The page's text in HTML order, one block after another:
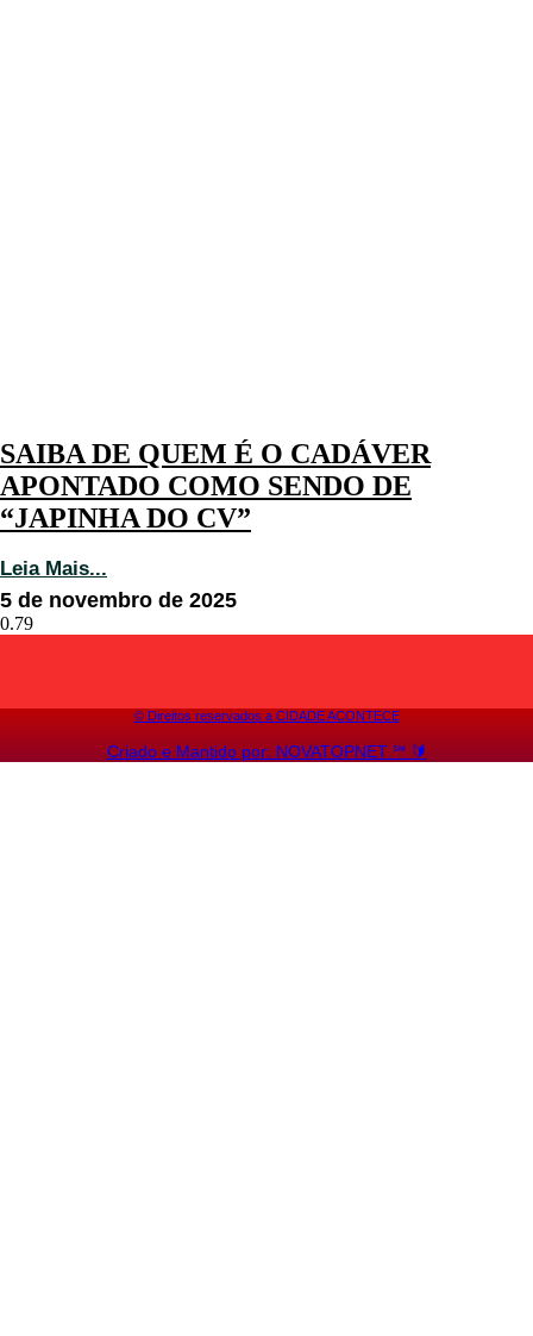
SAIBA DE QUEM É O CADÁVER
APONTADO COMO SENDO DE
“JAPINHA DO CV”
Leia Mais...
5 de novembro de 2025
©️ Direitos reservados a CIDADE ACONTECE
Criado e Mantido por: NOVATOPNET ℠ 🔰